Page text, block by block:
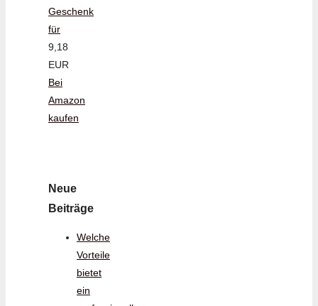
Geschenk
für
9,18
EUR
Bei
Amazon
kaufen
Neue
Beiträge
Welche
Vorteile
bietet
ein